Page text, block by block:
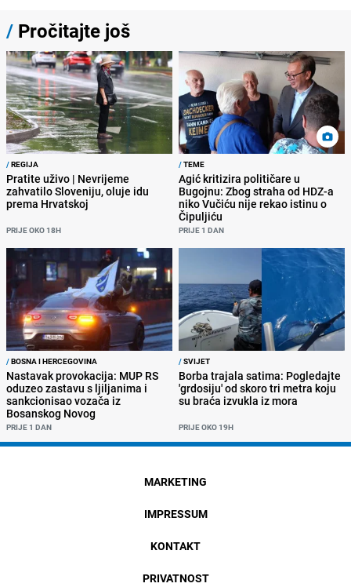
/ Pročitajte još
/REGIJA
Pratite uživo | Nevrijeme
zahvatilo Sloveniju, oluje idu
prema Hrvatskoj
PRIJE OKO 18H
/TEME
Agić kritizira političare u
Bugojnu: Zbog straha od HDZ-a
niko Vučiću nije rekao istinu o
Čipuljiću
PRIJE 1 DAN
/BOSNA I HERCEGOVINA
Nastavak provokacija: MUP RS
oduzeo zastavu s ljiljanima i
sankcionisao vozača iz
Bosanskog Novog
PRIJE 1 DAN
/SVIJET
Borba trajala satima: Pogledajte
'grdosiju' od skoro tri metra koju
su braća izvukla iz mora
PRIJE OKO 19H
MARKETING
IMPRESSUM
KONTAKT
PRIVATNOST